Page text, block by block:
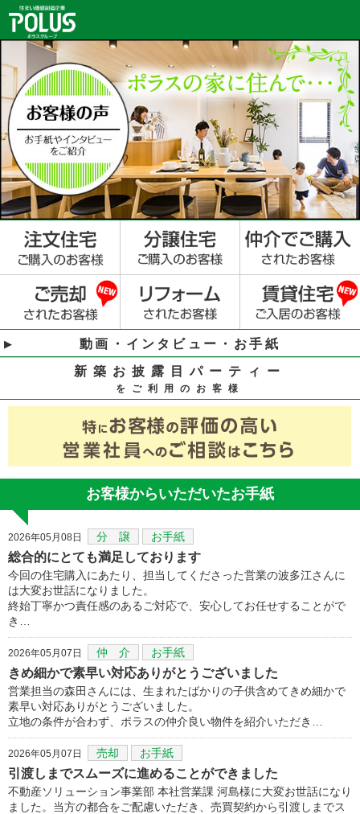
動画・インタビュー・お手紙
新築お披露目パーティー
をご利用のお客様
お客様からいただいたお手紙
2026年05月08日 分 譲 お手紙
総合的にとても満足しております
今回の住宅購入にあたり、担当してくださった営業の波多江さんに
は大変お世話になりました。
終始丁寧かつ責任感のあるご対応で、安心してお任せすることがで
き…
2026年05月07日 仲 介 お手紙
きめ細かで素早い対応ありがとうございました
営業担当の森田さんには、生まれたばかりの子供含めてきめ細かで
素早い対応ありがとうございました。
立地の条件が合わず、ポラスの仲介良い物件を紹介いただき…
2026年05月07日 売却 お手紙
引渡しまでスムーズに進めることができました
不動産ソリューション事業部 本社営業課 河島様に大変お世話になり
ました。当方の都合をご配慮いただき、売買契約から引渡しまでス